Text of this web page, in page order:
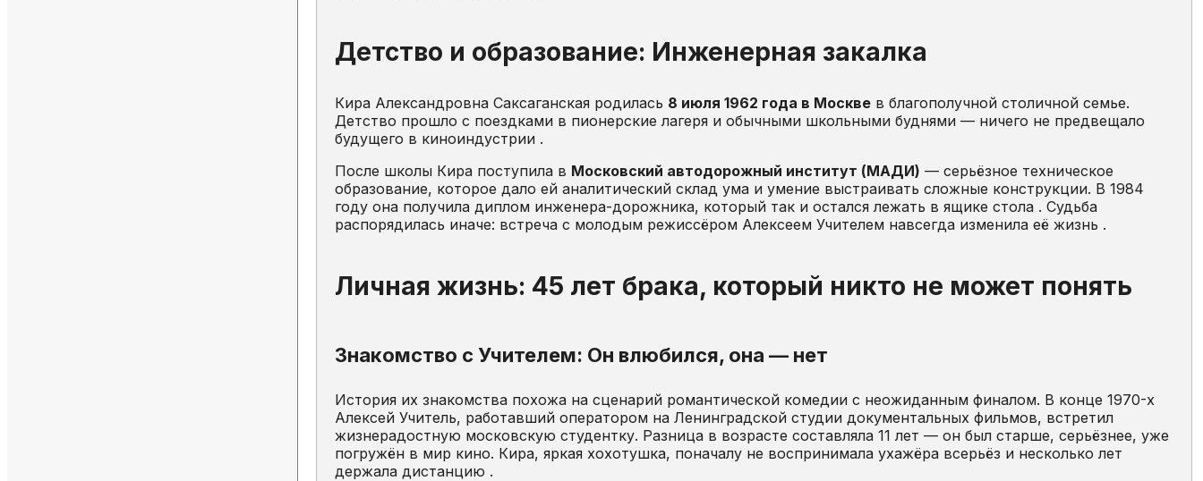
Детство и образование: Инженерная закалка
Кира Александровна Саксаганская родилась 8 июля 1962 года в Москве в благополучной столичной семье.
Детство прошло с поездками в пионерские лагеря и обычными школьными буднями — ничего не предвещало
будущего в киноиндустрии .
После школы Кира поступила в Московский автодорожный институт (МАДИ) — серьёзное техническое
образование, которое дало ей аналитический склад ума и умение выстраивать сложные конструкции. В 1984
году она получила диплом инженера-дорожника, который так и остался лежать в ящике стола . Судьба
распорядилась иначе: встреча с молодым режиссёром Алексеем Учителем навсегда изменила её жизнь .
Личная жизнь: 45 лет брака, который никто не может понять
Знакомство с Учителем: Он влюбился, она — нет
История их знакомства похожа на сценарий романтической комедии с неожиданным финалом. В конце 1970-х
Алексей Учитель, работавший оператором на Ленинградской студии документальных фильмов, встретил
жизнерадостную московскую студентку. Разница в возрасте составляла 11 лет — он был старше, серьёзнее, уже
погружён в мир кино. Кира, яркая хохотушка, поначалу не воспринимала ухажёра всерьёз и несколько лет
держала дистанцию .